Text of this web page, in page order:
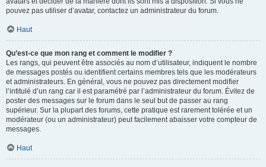
pouvez pas utiliser d’avatar, contactez un administrateur du forum.
Haut
Qu’est-ce que mon rang et comment le modifier ?
Les rangs, qui peuvent être associés au nom d’utilisateur, indiquent le nombre
de messages postés ou identifient certains membres tels que les modérateurs
et administrateurs. En général, vous ne pouvez pas directement modifier
l’intitulé d’un rang car il est paramétré par l’administrateur du forum. Évitez de
poster des messages sur le forum dans le seul but de passer au rang
supérieur. Sur la plupart des forums, cette pratique est rarement tolérée et un
modérateur (ou un administrateur) peut facilement abaisser votre compteur de
messages.
Haut